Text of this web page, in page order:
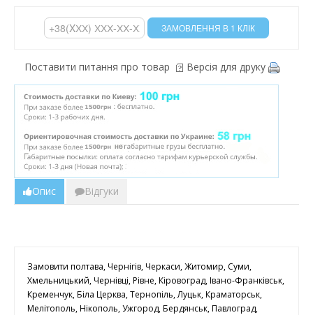
Поставити питання про товар Версія для друку
Опис Відгуки
Замовити полтава, Чернігів, Черкаси, Житомир, Суми,
Хмельницький, Чернівці, Рівне, Кіровоград, Івано-Франківськ,
Кременчук, Біла Церква, Тернопіль, Луцьк, Краматорськ,
Мелітополь, Нікополь, Ужгород, Бердянськ, Павлоград,